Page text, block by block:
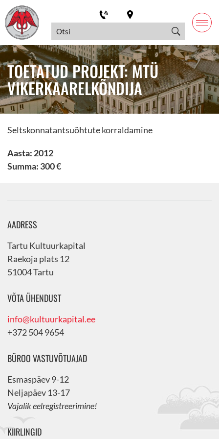
TOETATUD PROJEKT: MTÜ
VIKERKAARELKÕNDIJA
Seltskonnatantsuõhtute korraldamine
Aasta: 2012
Summa: 300 €
AADRESS
Tartu Kultuurkapital
Raekoja plats 12
51004 Tartu
VÕTA ÜHENDUST
info@kultuurkapital.ee
+372 504 9654
BÜROO VASTUVÕTUAJAD
Esmaspäev 9-12
Neljapäev 13-17
Vajalik eelregistreerimine!
KIIRLINGID